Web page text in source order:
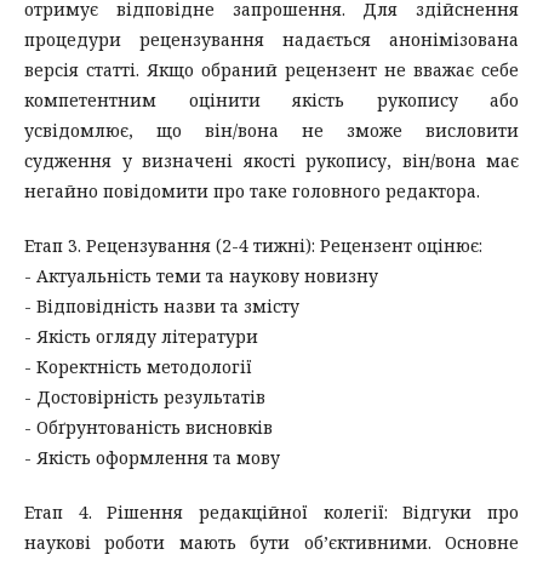
отримує відповідне запрошення. Для здійснення
процедури рецензування надається анонімізована
версія статті. Якщо обраний рецензент не вважає себе
компетентним оцінити якість рукопису або
усвідомлює, що він/вона не зможе висловити
судження у визначені якості рукопису, він/вона має
негайно повідомити про таке головного редактора.
Етап 3. Рецензування (2-4 тижні): Рецензент оцінює:
- Актуальність теми та наукову новизну
- Відповідність назви та змісту
- Якість огляду літератури
- Коректність методології
- Достовірність результатів
- Обґрунтованість висновків
- Якість оформлення та мову
Етап 4. Рішення редакційної колегії: Відгуки про
наукові роботи мають бути об’єктивними. Основне